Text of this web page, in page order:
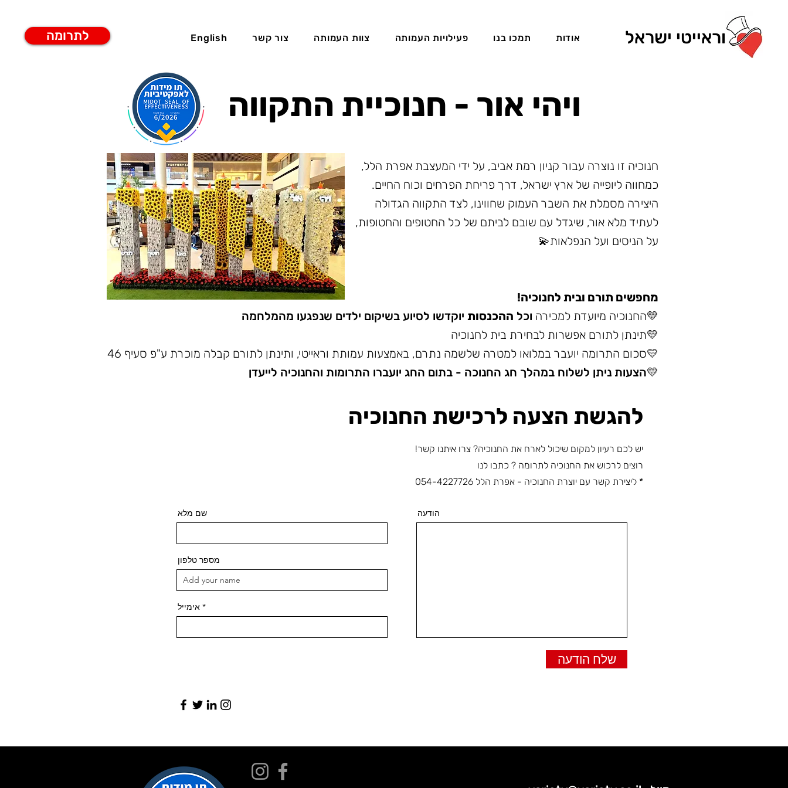
לתרומה אודות תמכו בנו פעילויות העמותה צוות העמותה צור קשר English וראייטי ישראל
ויהי אור - חנוכיית התקווה
חנוכיה זו נוצרה עבור קניון רמת אביב, על ידי המעצבת אפרת הלל,
כמחווה ליופייה של ארץ ישראל, דרך פריחת הפרחים וכוח החיים.
היצירה מסמלת את השבר העמוק שחווינו, לצד התקווה הגדולה
לעתיד מלא אור, שיגדל עם שובם לביתם של כל החטופים והחטופות,
על הניסים ועל הנפלאות💫
מחפשים תורם ובית לחנוכיה!
💛החנוכיה מיועדת למכירה וכל ההכנסות יוקדשו לסיוע בשיקום ילדים שנפגעו מהמלחמה
💛תינתן לתורם אפשרות לבחירת בית לחנוכיה
💛סכום התרומה יועבר במלואו למטרה שלשמה נתרם, באמצעות עמותת וראייטי, ותינתן לתורם קבלה מוכרת ע"פ סעיף 46
💛הצעות ניתן לשלוח במהלך חג החנוכה - בתום החג יועברו התרומות והחנוכיה לייעדן
להגשת הצעה לרכישת החנוכיה
יש לכם רעיון למקום שיכול לארח את החנוכיה? צרו איתנו קשר!
רוצים לרכוש את החנוכיה לתרומה ? כתבו לנו
* ליצירת קשר עם יוצרת החנוכיה - אפרת הלל 054-4227726
שם מלא
מספר טלפון
אימייל
הודעה
שלח הודעה